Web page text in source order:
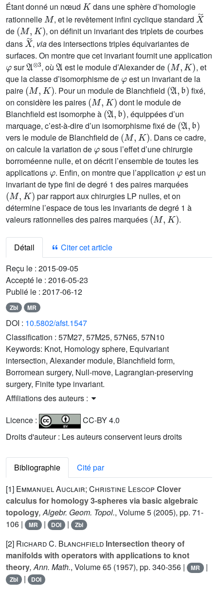
Étant donné un nœud
dans une sphère d’homologie
rationnelle
M
, et le revêtement infini cyclique standard
X˜
de
(M,K)
, on définit un invariant des triplets de courbes
dans
X˜
, viades intersections triples équivariantes de
surfaces. On montre que cet invariant fournit une application
φ
sur
𝔄⊗3
, où
𝔄
est le module d’Alexander de
(M,K)
, et
que la classe d’isomorphisme de
φ
est un invariant de la
paire
(M,K)
. Pour un module de Blanchfield
(𝔄,𝔟)
fixé,
on considère les paires
(M,K)
dont le module de
Blanchfield est isomorphe à
(𝔄,𝔟)
, équippées d’un
marquage, c’est-à-dire d’un isomorphisme fixé de
(𝔄
vers le module de Blanchfield de
(M,K)
. Dans ce cadre,
on calcule la variation de
φ
sous l’effet d’une chirurgie
borroméenne nulle, et on décrit l’ensemble de toutes les
applications
φ
. Enfin, on montre que l’application
φ
est un
invariant de type fini de degré 1 des paires marquées
(M,K)
par rapport aux chirurgies LP nulles, et on
détermine l’espace de tous les invariants de degré 1 à
valeurs rationnelles des paires marquées
(M,K)
.
Détail
Citer cet article
Reçu le : 2015-09-05
Accepté le : 2016-05-23
Publié le : 2017-06-12
Zbl MR
DOI : 10.5802/afst.1547
Classification : 57M27, 57M25, 57N65, 57N10
Keywords: Knot, Homology sphere, Equivariant
intersection, Alexander module, Blanchfield form,
Borromean surgery, Null-move, Lagrangian-preserving
surgery, Finite type invariant.
Affiliations des auteurs :
Licence :
CC-BY 4.0
Droits d'auteur : Les auteurs conservent leurs droits
Bibliographie
Cité par
[1] Emmanuel Auclair; Christine Lescop Clover
calculus for homology 3-spheres via basic algebraic
topology, Algebr. Geom. Topol., Volume 5 (2005), pp. 71-
106 |
MR | DOI | Zbl
[2] Richard C. Blanchfield Intersection theory of
manifolds with operators with applications to knot
theory, Ann. Math., Volume 65 (1957), pp. 340-356 | MR |
Zbl | DOI